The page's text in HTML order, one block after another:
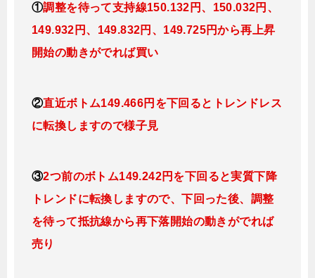
①調整を待って支持線150.132 円、150.032円 、
149.932円、149.832円、149.725円から再上昇
開始の動きがでれば買い
②直近ボトム149.466円を下回るとトレンドレス
に転換しますので様子見
③2つ前のボトム149.242円を下回ると実質下降
トレンドに転換 しますので、下回った後、調整
を待って抵抗線から再下落開始の動きがでれば
売り